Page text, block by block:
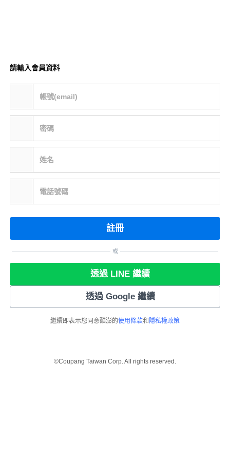
請輸入會員資料
帳號(email)
密碼
姓名
電話號碼
註冊
或
透過 LINE 繼續
透過 Google 繼續
繼續即表示您同意酷澎的使用條款和 隱私權政策
©Coupang Taiwan Corp. All rights reserved.